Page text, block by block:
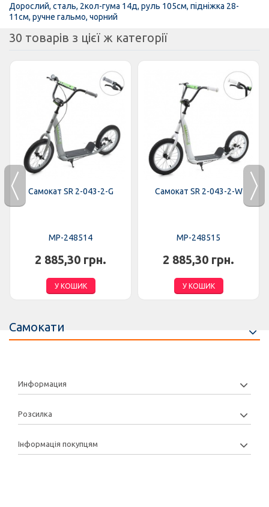
Дорослий, сталь, 2кол-гума 14д, руль 105см, підніжка 28-
11см, ручне гальмо, чорний
30 товарів з цієї ж категорії
Самокат SR 2-043-2-G
MP-248514
2 885,30 грн.
У КОШИК
Самокат SR 2-043-2-W
MP-248515
2 885,30 грн.
У КОШИК
Самокати
Информация
Розсилка
Інформація покупцям